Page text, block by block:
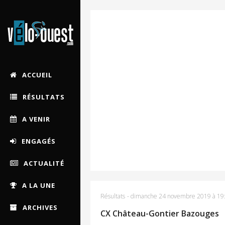
ACCUEIL
RÉSULTATS
A VENIR
ENGAGÉS
ACTUALITÉ
A LA UNE
ARCHIVES
Résultats - dimanche 24 novembre 2019 à
CX Château-Gontier Bazouges